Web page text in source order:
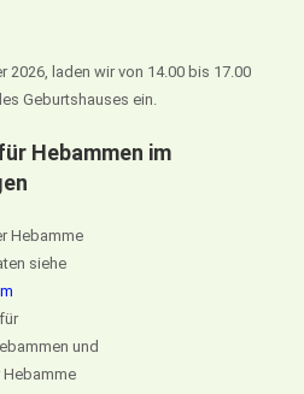
2026, laden wir von 14.00 bis 17.00
Geburtshauses ein.
Hebammen im
Hebamme
siehe
und